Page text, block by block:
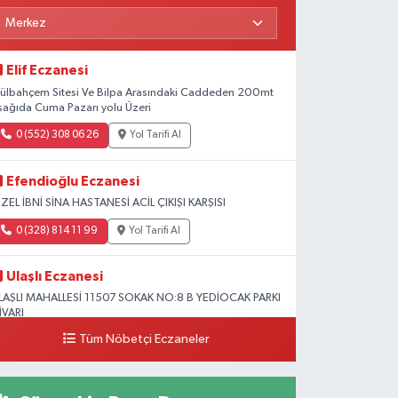
Elif Eczanesi
Sitesi Ve Bilpa Arasındaki Caddeden 200mt
Cuma Pazarı yolu Üzeri
0 (552) 308 06 26 Yol Tarifi Al
Efendioğlu Eczanesi
İBNİ SİNA HASTANESİ ACİL ÇIKIŞI KARŞISI
0 (328) 814 11 99 Yol Tarifi Al
Ulaşlı Eczanesi
MAHALLESİ 11507 SOKAK NO:8 B YEDİOCAK PARKI
0 (546) 158 81 80 Yol Tarifi Al
Tüm Nöbetçi Eczaneler